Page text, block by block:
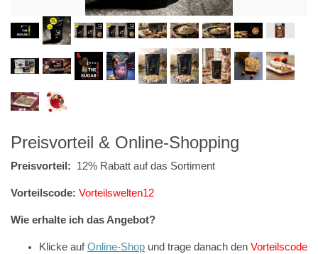
Preisvorteil & Online-Shopping
Preisvorteil: 12% Rabatt auf das Sortiment
Vorteilscode: Vorteilswelten12
Wie erhalte ich das Angebot?
Klicke aufOnline-Shop und trage danach den Vorteilscode